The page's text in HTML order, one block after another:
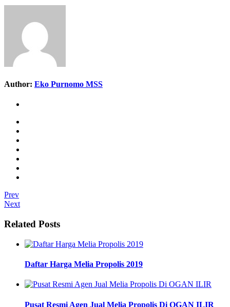
Author: Eko Purnomo MSS
Prev
Next
Related Posts
Daftar Harga Melia Propolis 2019
Pusat Resmi Agen Jual Melia Propolis Di OGAN ILIR